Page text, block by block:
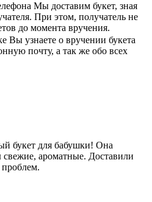
Мы доставим букет, зная
При этом, получатель не
до момента вручения.
Вы узнаете о вручении букета
почту, а так же обо всех
букет для бабушки! Она
свежие, ароматные. Доставили
проблем.